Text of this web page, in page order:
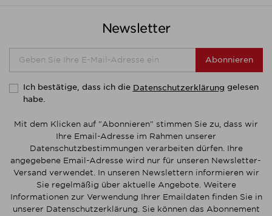
Newsletter
Abonnieren
Ich bestätige, dass ich die Datenschutzerklärung gelesen
habe.
Mit dem Klicken auf "Abonnieren" stimmen Sie zu, dass wir
Ihre Email-Adresse im Rahmen unserer
Datenschutzbestimmungen verarbeiten dürfen. Ihre
angegebene Email-Adresse wird nur für unseren Newsletter-
Versand verwendet. In unseren Newslettern informieren wir
Sie regelmäßig über aktuelle Angebote. Weitere
Informationen zur Verwendung Ihrer Emaildaten finden Sie in
unserer Datenschutzerklärung. Sie können das Abonnement